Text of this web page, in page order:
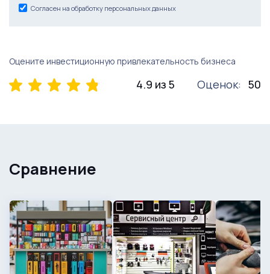
Согласен на обработку персональных данных
Оцените инвестиционную привлекательность бизнеса
4.9 из 5 Оценок: 50
Сравнение